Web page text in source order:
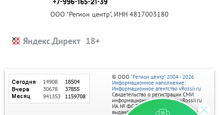
ООО "Регион центр", ИНН 4817003180
Яндекс.Директ
© ООО "Регион центр" 2004 - 2026
Информационное наполнение:
Информационное агентство vRossii.ru
Свидетельство о регистрации СМИ
информационного агентства vRossii.ru
ИА № ФС 77‑35502
выдано РОСКОМНАДЗОРом 04 марта